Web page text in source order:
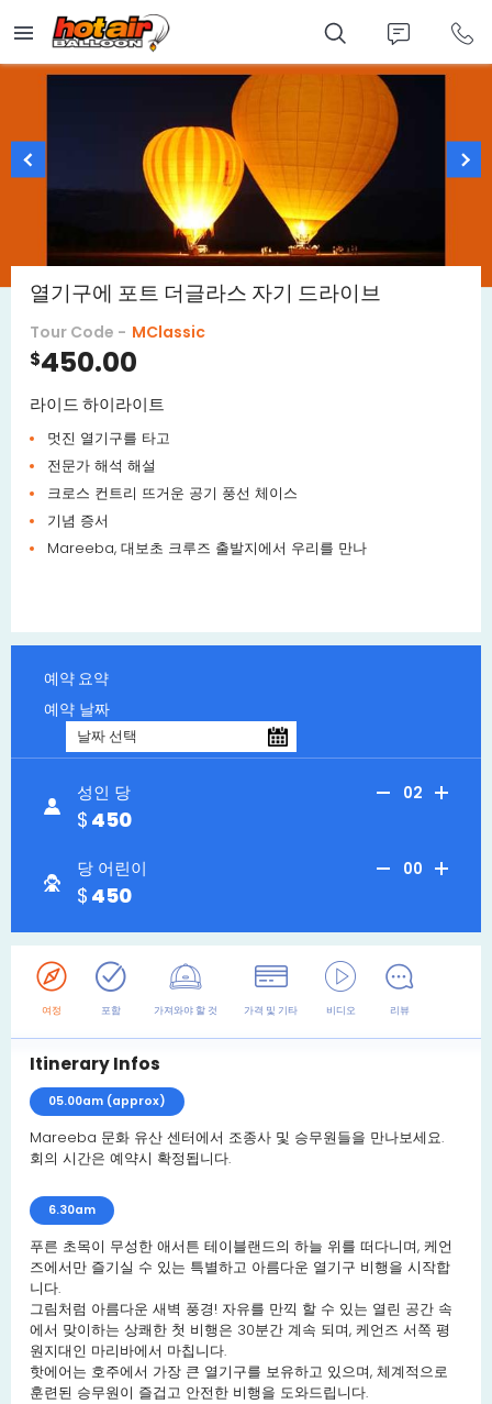
main
content
열기구에 포트 더글라스 자기 드라이브
Tour Code - MClassic
$450.00
라이드 하이라이트
멋진 열기구를 타고
전문가 해석 해설
크로스 컨트리 뜨거운 공기 풍선 체이스
기념 증서
Mareeba, 대보초 크루즈 출발지에서 우리를 만나
예약 요약
예약 날짜
성인 당
450
02
당 어린이
450
00
여정 포함 가져와야 할 것 가격 및 기타 비디오 리뷰
Itinerary Infos
05.00am (approx)
Mareeba 문화 유산 센터에서 조종사 및 승무원들을 만나보세요.
회의 시간은 예약시 확정됩니다.
6.30am
푸른 초목이 무성한 애서튼 테이블랜드의 하늘 위를 떠다니며, 케언
즈에서만 즐기실 수 있는 특별하고 아름다운 열기구 비행을 시작합
니다.
그림처럼 아름다운 새벽 풍경! 자유를 만끽 할 수 있는 열린 공간 속
에서 맞이하는 상쾌한 첫 비행은 30분간 계속 되며, 케언즈 서쪽 평
원지대인 마리바에서 마칩니다.
핫에어는 호주에서 가장 큰 열기구를 보유하고 있으며, 체계적으로
훈련된 승무원이 즐겁고 안전한 비행을 도와드립니다.